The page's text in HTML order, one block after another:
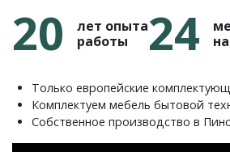
20
лет опыта
работы
24
Только европейские
Комплектуем мебель бытовой
Собственное производство в